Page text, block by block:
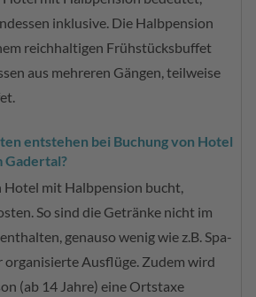
inklusive. Die Halbpension
reichhaltigen Frühstücksbuffet
aus mehreren Gängen, teilweise
entstehen bei Buchung von Hotel
Gadertal?
Hotel mit Halbpension bucht,
So sind die Getränke nicht im
genauso wenig wie z.B. Spa-
organisierte Ausflüge. Zudem wird
(ab 14 Jahre) eine Ortstaxe